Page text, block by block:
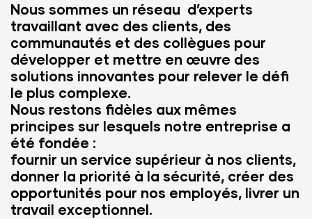
Nous sommes un réseau d’experts
travaillant avec des clients, des
communautés et des collègues pour
développer et mettre en œuvre des
solutions innovantes pour relever le défi
le plus complexe.
Nous restons fidèles aux mêmes
principes sur lesquels notre entreprise a
été fondée :
fournir un service supérieur à nos clients,
donner la priorité à la sécurité, créer des
opportunités pour nos employés, livrer un
travail exceptionnel.